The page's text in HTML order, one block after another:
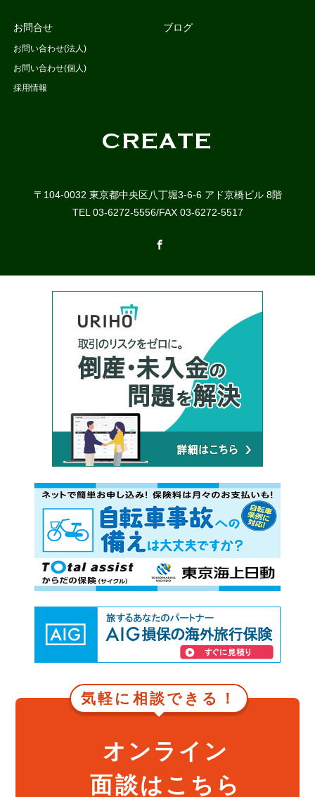
お問合せ
お問い合わせ(法人)
お問い合わせ(個人)
採用情報
ブログ
〒104-0032 東京都中央区八丁堀3-6-6 アド京橋ビル 8階
TEL 03-6272-5556/FAX 03-6272-5517
気軽に相談できる！
オンライン
面談はこちら